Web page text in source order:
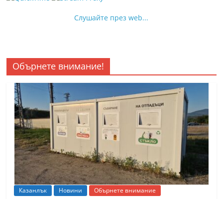
Слушайте през web...
Обърнете внимание!
Казанлък Новини Обърнете внимание